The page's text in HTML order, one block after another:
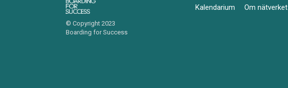
© Copyright 2023
Boarding for Success
Kalendarium Om nätverket